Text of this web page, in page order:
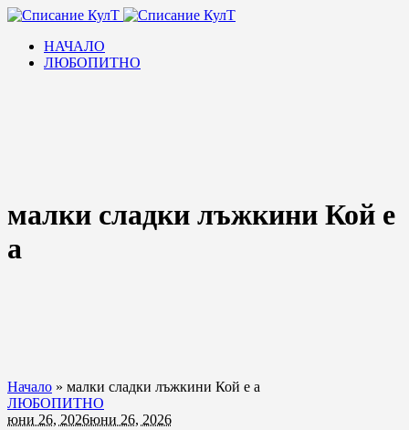
НАЧАЛО
ЛЮБОПИТНО
малки сладки лъжкини Кой е
а
Начало » малки сладки лъжкини Кой е а
ЛЮБОПИТНО
юни 26, 2026юни 26, 2026